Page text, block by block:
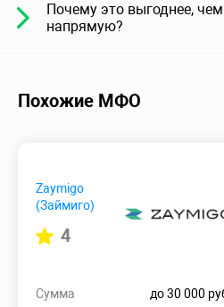
Почему это выгоднее,
напрямую?
Похожие МФО
Zaymigo
(Займиго)
4
Сумма до 30 000